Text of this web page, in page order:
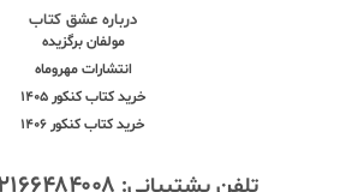
درباره عشق کتاب
مولفان برگزیده
انتشارات مهروماه
خرید کتاب کنکور 1405
خرید کتاب کنکور 1406